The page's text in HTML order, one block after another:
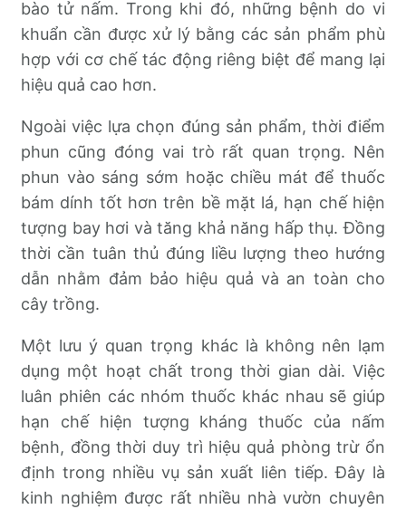
bào tử nấm. Trong khi đó, những bệnh do vi
khuẩn cần được xử lý bằng các sản phẩm phù
hợp với cơ chế tác động riêng biệt để mang lại
hiệu quả cao hơn.
Ngoài việc lựa chọn đúng sản phẩm, thời điểm
phun cũng đóng vai trò rất quan trọng. Nên
phun vào sáng sớm hoặc chiều mát để thuốc
bám dính tốt hơn trên bề mặt lá, hạn chế hiện
tượng bay hơi và tăng khả năng hấp thụ. Đồng
thời cần tuân thủ đúng liều lượng theo hướng
dẫn nhằm đảm bảo hiệu quả và an toàn cho
cây trồng.
Một lưu ý quan trọng khác là không nên lạm
dụng một hoạt chất trong thời gian dài. Việc
luân phiên các nhóm thuốc khác nhau sẽ giúp
hạn chế hiện tượng kháng thuốc của nấm
bệnh, đồng thời duy trì hiệu quả phòng trừ ổn
định trong nhiều vụ sản xuất liên tiếp. Đây là
kinh nghiệm được rất nhiều nhà vườn chuyên